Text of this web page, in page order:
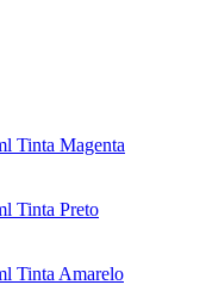
Tinta Magenta
Tinta Preto
Tinta Amarelo